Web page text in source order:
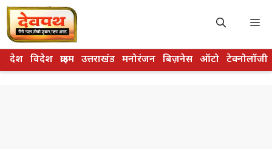
Skip
to
content
देश विदेश क्राइम उत्तराखंड मनोरंजन बिज़नेस ऑटो टेक्नोलॉजी